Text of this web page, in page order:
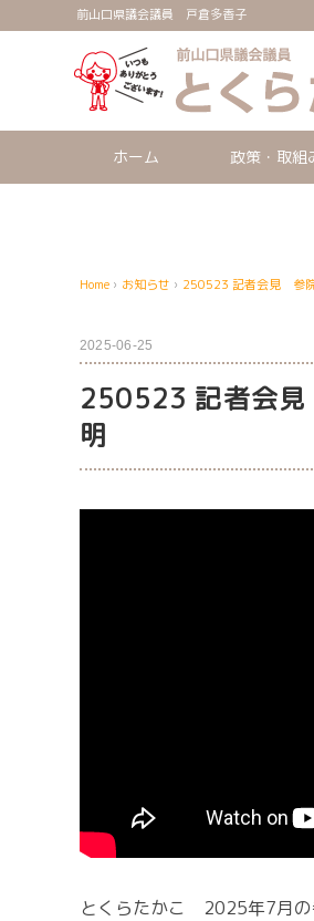
前山口県議会議員 戸倉多香子
ホーム 政策・取組
Home › お知らせ › 250523 記者会見 参院
2025-06-25
250523 記者会
明
とくらたかこ 2025年7月の